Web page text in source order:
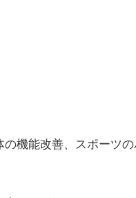
の機能改善、スポーツ